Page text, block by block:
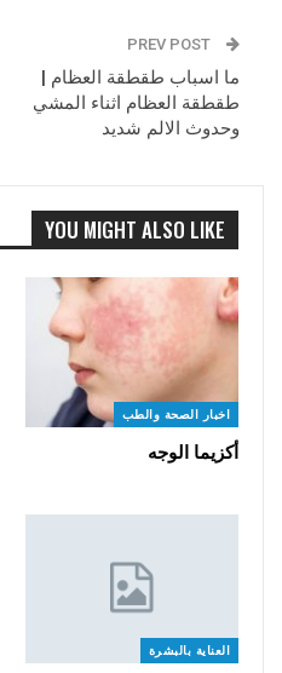
ما اسباب طقطقة العظام |
طقطقة العظام اثناء المشي
وحدوث الالم شديد
YOU MIGHT ALSO LIKE
اخبار الصحة والطب
أكزيما الوجه
العناية بالبشرة